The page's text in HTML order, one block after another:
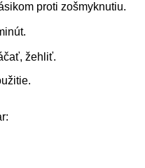
proti zošmyknutiu.
žehliť.